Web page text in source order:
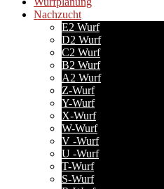
Nachzucht
E2 Wurf
D2 Wurf
C2 Wurf
B2 Wurf
A2 Wurf
Z-Wurf
Y-Wurf
X-Wurf
W-Wurf
V -Wurf
U -Wurf
T-Wurf
S-Wurf